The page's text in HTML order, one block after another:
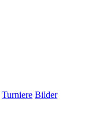
Turniere Bilder